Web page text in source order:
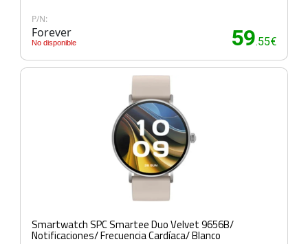
P/N:
Forever
No disponible 59.55€
Smartwatch SPC Smartee Duo Velvet 9656B/
Notificaciones/ Frecuencia Cardíaca/ Blanco